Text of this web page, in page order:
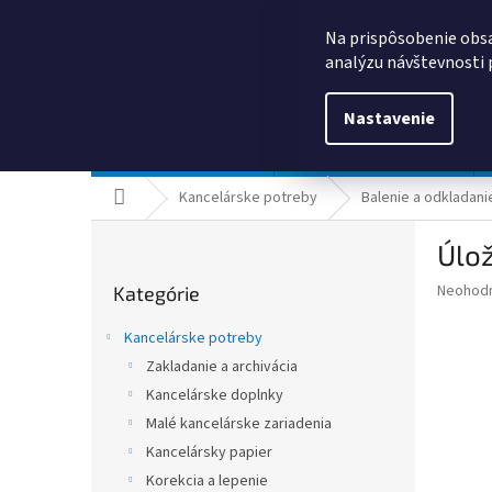
Na prispôsobenie
analýzu návštevnosti
Nastavenie
DomovKancelárske potreby Balenie a
kategórie
Kategórie
Kancelárske potreby
Zakladanie a archivácia
Kancelárske doplnky
Malé kancelárske zariadenia
Kancelársky papier
Korekcia a lepenie